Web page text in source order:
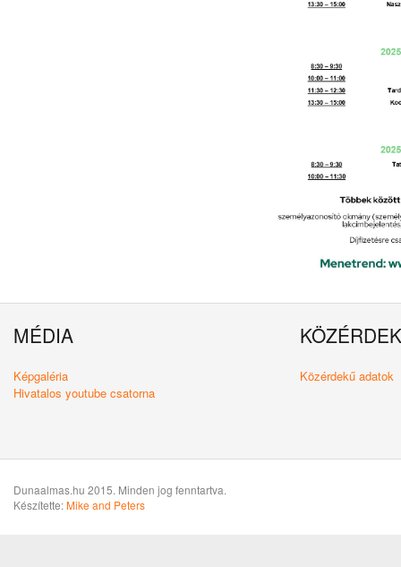
MÉDIA
Képgaléria
Hivatalos youtube csatorna
Közérdekű adatok
Dunaalmas.hu 2015. Minden jog fenntartva.
Készítette:Mike and Peters